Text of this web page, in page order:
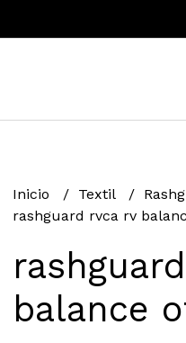
Inicio Textil
rashguard rvca rv
balance